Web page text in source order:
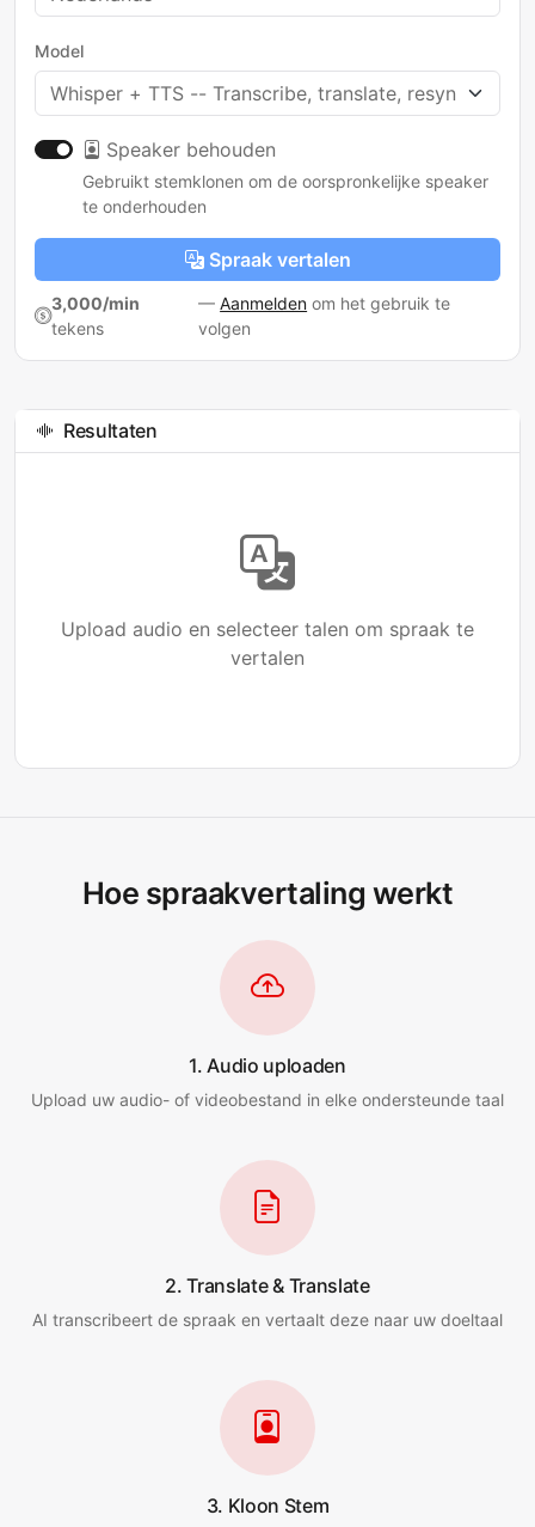
Model
Speaker behouden
Gebruikt stemklonen om de oorspronkelijke speaker
te onderhouden
Spraak vertalen
3,000/min
tekens
—Aanmelden om het gebruik te
volgen
Resultaten
Upload audio en selecteer talen om spraak te
vertalen
Hoe spraakvertaling werkt
1. Audio uploaden
Upload uw audio- of videobestand in elke ondersteunde taal
2. Translate & Translate
AI transcribeert de spraak en vertaalt deze naar uw doeltaal
3. Kloon Stem